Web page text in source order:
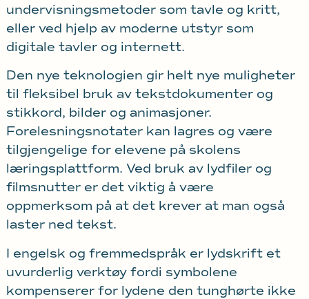
undervisningsmetoder som tavle og kritt,
eller ved hjelp av moderne utstyr som
digitale tavler og internett.
Den nye teknologien gir helt nye muligheter
til fleksibel bruk av tekstdokumenter og
stikkord, bilder og animasjoner.
Forelesningsnotater kan lagres og være
tilgjengelige for elevene på skolens
læringsplattform. Ved bruk av lydfiler og
filmsnutter er det viktig å være
oppmerksom på at det krever at man også
laster ned tekst.
I engelsk og fremmedspråk er lydskrift et
uvurderlig verktøy fordi symbolene
kompenserer for lydene den tunghørte ikke